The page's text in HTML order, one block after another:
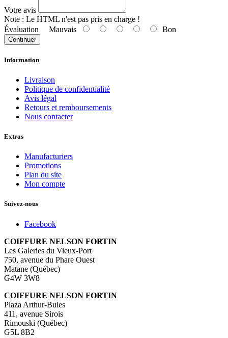
Votre avis
Note : Le HTML n'est pas pris en charge !
Évaluation Mauvais Bon
Continuer
Information
Livraison
Politique de confidentialité
Avis légal
Retours et remboursements
Nous contacter
Extras
Manufacturiers
Promotions
Plan du site
Mon compte
Suivez-nous
Facebook
COIFFURE NELSON FORTIN
Les Galeries du Vieux-Port
750, avenue du Phare Ouest
Matane (Québec)
G4W 3W8
COIFFURE NELSON FORTIN
Plaza Arthur-Buies
411, avenue Sirois
Rimouski (Québec)
G5L 8B2